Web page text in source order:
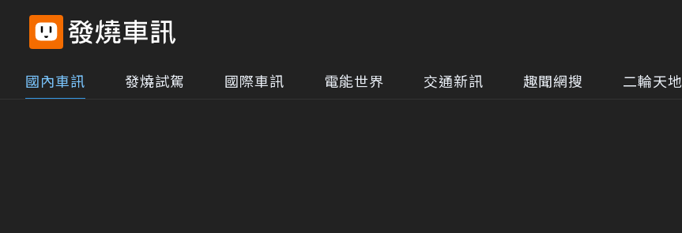
國內車訊 發燒試駕 國際車訊 電能世界 交通新訊 趣聞網搜 二輪天地